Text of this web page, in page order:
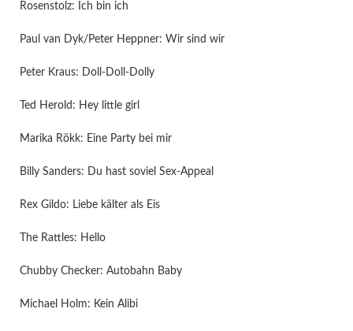
Rosenstolz: Ich bin ich
Paul van Dyk/Peter Heppner: Wir sind wir
Peter Kraus: Doll-Doll-Dolly
Ted Herold: Hey little girl
Marika Rökk: Eine Party bei mir
Billy Sanders: Du hast soviel Sex-Appeal
Rex Gildo: Liebe kälter als Eis
The Rattles: Hello
Chubby Checker: Autobahn Baby
Michael Holm: Kein Alibi